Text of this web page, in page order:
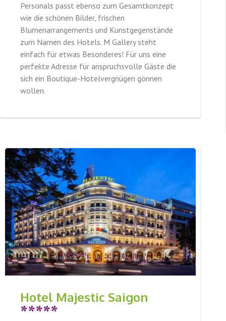
Personals passt ebenso zum Gesamtkonzept
wie die schönen Bilder, frischen
Blumenarrangements und Kunstgegenstände
zum Namen des Hotels. M Gallery steht
einfach für etwas Besonderes! Für uns eine
perfekte Adresse für anspruchsvolle Gäste die
sich ein Boutique-Hotelvergnügen gönnen
wollen.
Hotel Majestic Saigon